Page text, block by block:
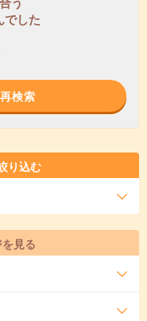
でした
検索
り込む
見る